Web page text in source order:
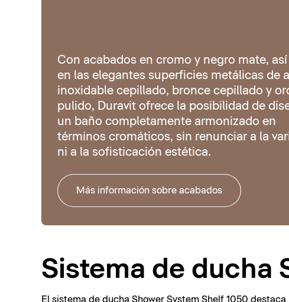
Con acabados en cromo y negro mate,
en las elegantes superficies metálicas de
inoxidable cepillado, bronce cepillado y
pulido, Duravit ofrece la posibilidad de
un baño completamente armonizado en
términos cromáticos, sin renunciar a la
ni a la sofisticación estética.
Más información sobre acabados
Sistema de ducha
El sistema de ducha Shower System Shelf 1050